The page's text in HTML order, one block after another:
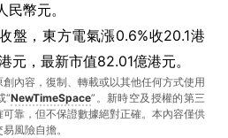
幣元。
盤，東方電氣漲0.6%收20.1港
元，最新市值82.01億港元。
內容，復制、轉載或以其他任何方式使用
“NewTimeSpace”。新時空及授權的第三
靠，但不保證數據絕對正確。本內容僅供
風險自擔。